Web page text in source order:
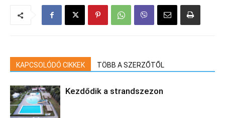
KAPCSOLÓDÓ CIKKEK TÖBB A SZERZŐTŐL
Kezdődik a strandszezon